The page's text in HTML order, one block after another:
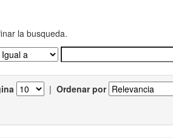
la busqueda.
| Ordenar por